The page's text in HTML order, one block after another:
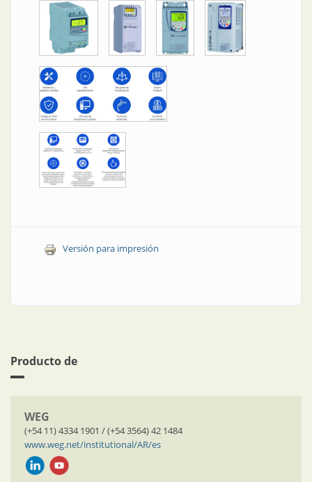
Versión para impresión
Producto de
WEG
(+54 11) 4334 1901 / (+54 3564) 42 1484
www.weg.net/institutional/AR/es